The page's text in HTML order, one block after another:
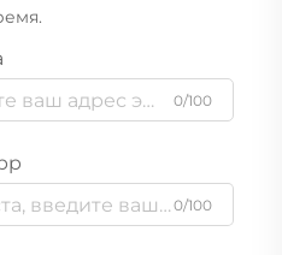
0/100
0/100